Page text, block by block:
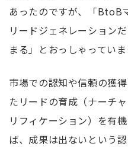
あったのですが、「BtoB
リードジェネレーション
まる」とおっしゃっていま
市場での認知や信頼の獲
たリードの育成（ナーチ
リフィケーション）を有
ば、成果は出ないという